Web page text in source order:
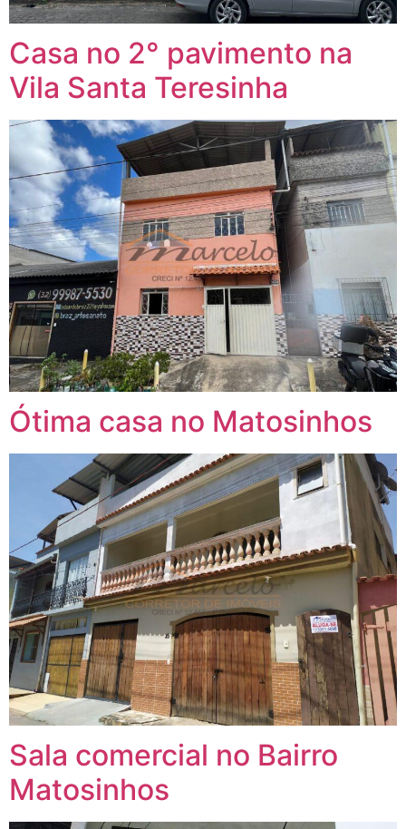
Casa no 2° pavimento na
Vila Santa Teresinha
Ótima casa no Matosinhos
Sala comercial no Bairro
Matosinhos